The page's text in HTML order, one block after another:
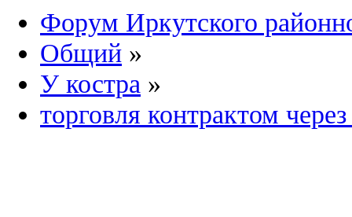
Форум Иркутского
Общий »
У костра »
торговля контрактом